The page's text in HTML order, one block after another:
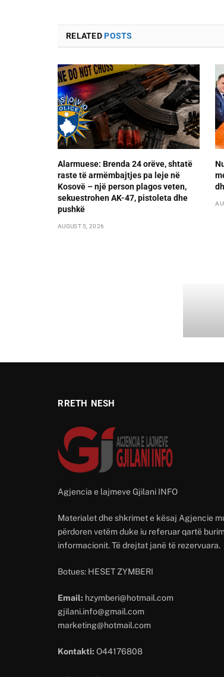
RELATEDPOSTS
Alarmuese: Brenda 24 orëve, shtatë
raste të armëmbajtjes pa leje në
Kosovë – një person plagos veten,
sekuestrohen AK-47, pistoleta dhe
pushkë
AUGUST 5, 2026
RRETH NESH
Agjencia e lajmeve Gjilani INFO
Materialet dhe shkrimet e kësaj Agjencie
përdoren vetëm duke iu referuar qartë
informacionit. Të drejtat janë të rezervuara.
Botues: HESET ZYMBERI
Email: hzymberi@hotmail.com
gjilani.info@gmail.com
marketing@hotmail.com
Kontakti: O44176808